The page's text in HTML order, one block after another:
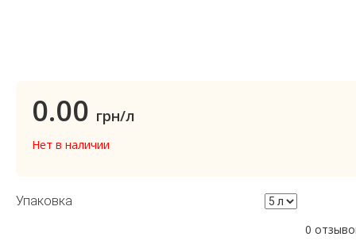
0.00 грн/л
Нет в наличии
Упаковка
0